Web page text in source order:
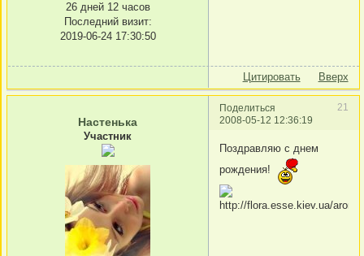
26 дней 12 часов
Последний визит:
2019-06-24 17:30:50
Цитировать Вверх
Поделиться
21
2008-05-12 12:36:19
Настенька
Участник
Поздравляю с днем
рождения!